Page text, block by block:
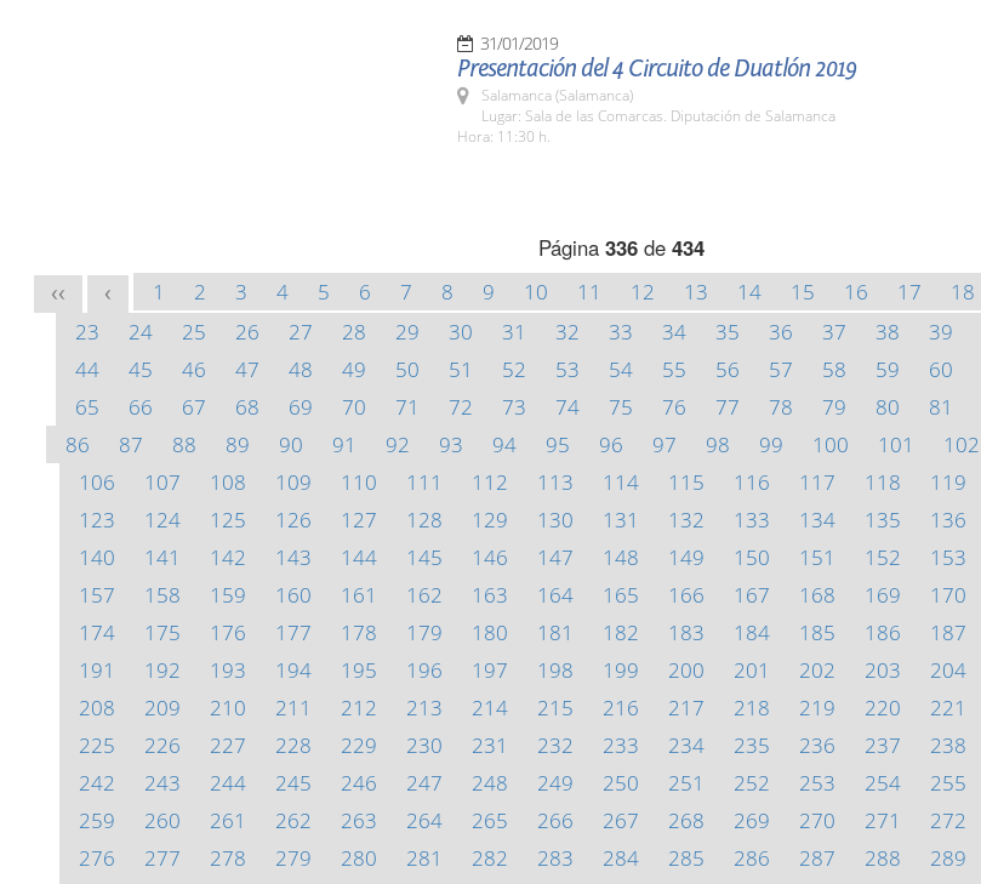
31/01/2019
Presentación del 4 Circuito de Duatlón 2019
Salamanca (Salamanca)
Lugar: Sala de las Comarcas. Diputación de Salamanca
Hora: 11:30 h.
Página 336de 434
<< < 1 2 3 4 5 6 7 8 9 10 11 12 13 14 15 16 17 18
23
24 25 26 27 28 29 30 31 32 33 34 35 36 37 38 39
44
45 46 47 48 49 50 51 52 53 54 55 56 57 58 59 60
65
66 67 68 69 70 71 72 73 74 75 76 77 78 79 80 81
86
87 88 89 90 91 92 93 94 95 96 97 98 99 100 101 102
106
107 108 109 110 111 112 113 114 115 116 117 118 119
123
124 125 126 127 128 129 130 131 132 133 134 135 136
140
141 142 143 144 145 146 147 148 149 150 151 152 153
157
158 159 160 161 162 163 164 165 166 167 168 169 170
174
175 176 177 178 179 180 181 182 183 184 185 186 187
191
192 193 194 195 196 197 198 199 200 201 202 203 204
208
209 210 211 212 213 214 215 216 217 218 219 220 221
225
226 227 228 229 230 231 232 233 234 235 236 237 238
242
243 244 245 246 247 248 249 250 251 252 253 254 255
259
260 261 262 263 264 265 266 267 268 269 270 271 272
276
277 278 279 280 281 282 283 284 285 286 287 288 289